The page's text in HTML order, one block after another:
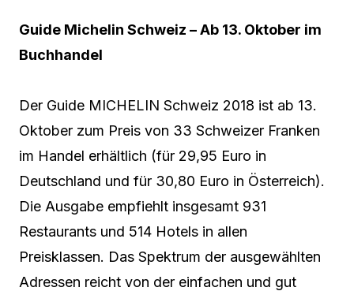
Guide Michelin Schweiz – Ab 13. Oktober im
Buchhandel
Der Guide MICHELIN Schweiz 2018 ist ab 13.
Oktober zum Preis von 33 Schweizer Franken
im Handel erhältlich (für 29,95 Euro in
Deutschland und für 30,80 Euro in Österreich).
Die Ausgabe empfiehlt insgesamt 931
Restaurants und 514 Hotels in allen
Preisklassen. Das Spektrum der ausgewählten
Adressen reicht von der einfachen und gut